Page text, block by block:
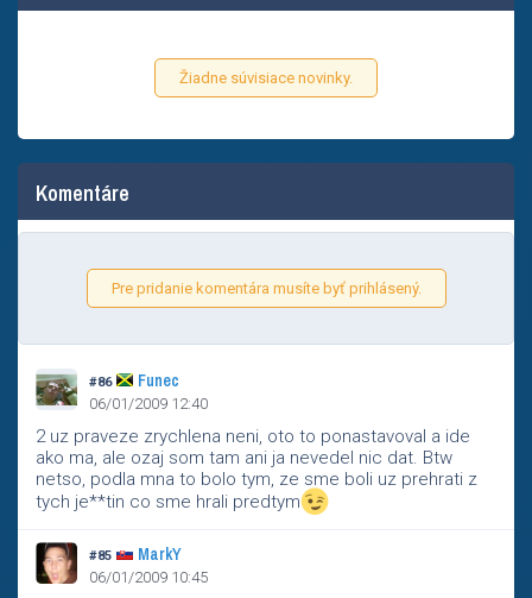
Žiadne súvisiace novinky.
Komentáre
Pre pridanie komentára musíte byť prihlásený.
#86 Funec
06/01/2009 12:40
2 uz praveze zrychlena neni, oto to ponastavoval a ide
ako ma, ale ozaj som tam ani ja nevedel nic dat. Btw
netso, podla mna to bolo tym, ze sme boli uz prehrati z
tych je**tin co sme hrali predtym
#85 MarkY
06/01/2009 10:45